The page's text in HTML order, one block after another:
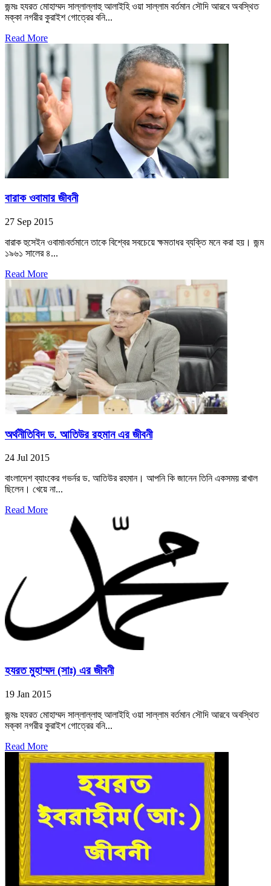
জন্মঃ হযরত মোহাম্মদ সাল্লাল্লাহু আলাইহি ওয়া সাল্লাম বর্তমান সৌদি আরবে অবস্থিত
মক্কা নগরীর কুরাইশ গোত্রের বনি...
Read More
বারাক ওবামার জীবনী
27 Sep 2015
বারাক হুসেইন ওবামা৷বর্তমানে তাকে বিশ্বের সবচেয়ে ক্ষমতাধর ব্যক্তি মনে করা হয়। জন্ম
১৯৬১ সালের ৪...
Read More
অর্থনীতিবিদ ড. আতিউর রহমান এর জীবনী
24 Jul 2015
বাংলাদেশ ব্যাংকের গভর্নর ড. আতিউর রহমান। আপনি কি জানেন তিনি একসময় রাখাল
ছিলেন। খেয়ে না...
Read More
হযরত মুহাম্মদ (সাঃ) এর জীবনী
19 Jan 2015
জন্মঃ হযরত মোহাম্মদ সাল্লাল্লাহু আলাইহি ওয়া সাল্লাম বর্তমান সৌদি আরবে অবস্থিত
মক্কা নগরীর কুরাইশ গোত্রের বনি...
Read More